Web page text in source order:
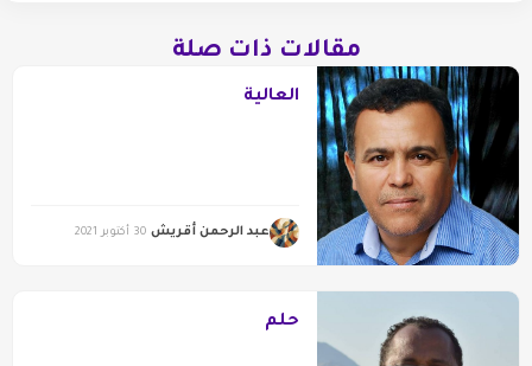
مقالات ذات صلة
العالية
عبد الرحمن أقريش 30 أكتوبر 2021
حلم